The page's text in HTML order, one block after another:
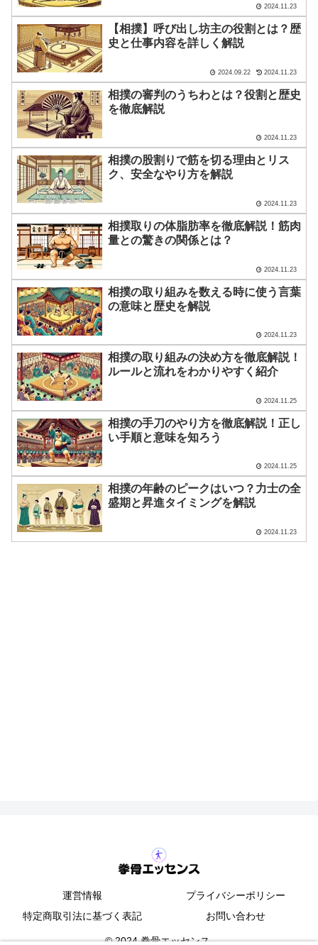
2024.11.23
【相撲】呼び出し坊主の役割とは？歴
史と仕事内容を詳しく解説
2024.09.22 2024.11.23
相撲の審判のうちわとは？役割と歴史
を徹底解説
2024.11.23
相撲の股割りで筋を切る理由とリス
ク、安全なやり方を解説
2024.11.23
相撲取りの体脂肪率を徹底解説！筋肉
量との驚きの関係とは？
2024.11.23
相撲の取り組みを数える時に使う言葉
の意味と歴史を解説
2024.11.23
相撲の取り組みの決め方を徹底解説！
ルールと流れをわかりやすく紹介
2024.11.25
相撲の手刀のやり方を徹底解説！正し
い手順と意味を知ろう
2024.11.25
相撲の年齢のピークはいつ？力士の全
盛期と昇進タイミングを解説
2024.11.23
運営情報
プライバシーポリシー
特定商取引法に基づく表記
お問い合わせ
© 2024 拳骨エッセンス.